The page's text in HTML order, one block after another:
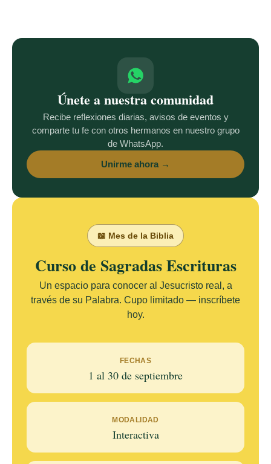
Únete a nuestra comunidad
Recibe reflexiones diarias, avisos de eventos y
comparte tu fe con otros hermanos en nuestro grupo
de WhatsApp.
Unirme ahora →
📖 Mes de la Biblia
Curso de Sagradas Escrituras
Un espacio para conocer al Jesucristo real, a
través de su Palabra. Cupo limitado — inscríbete
hoy.
FECHAS
1 al 30 de septiembre
MODALIDAD
Interactiva